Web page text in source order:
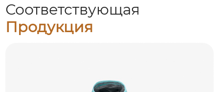
Соответствующая
Продукция